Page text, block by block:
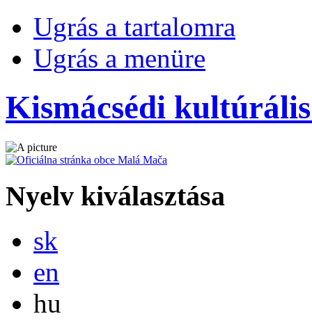
Ugrás a tartalomra
Ugrás a menüre
Kismácsédi
Nyelv kiválasztása
sk
en
hu